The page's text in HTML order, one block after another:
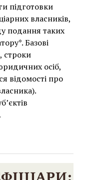
підготовки
власників,
подання таких
Базові
строки
осіб,
відомості про